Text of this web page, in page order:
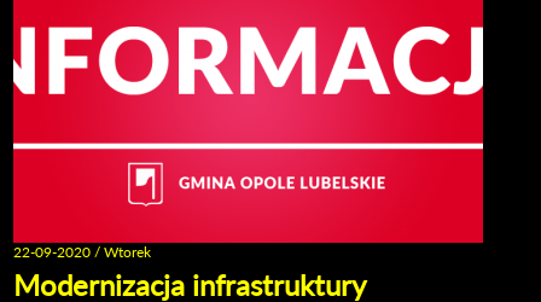
22-09-2020 / Wtorek
Modernizacja infrastruktury